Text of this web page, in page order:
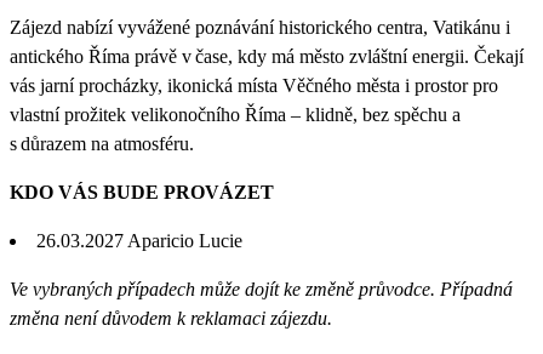
Zájezd nabízí vyvážené poznávání historického centra, Vatikánu i
antického Říma právě v čase, kdy má město zvláštní energii. Čekají
vás jarní procházky, ikonická místa Věčného města i prostor pro
vlastní prožitek velikonočního Říma – klidně, bez spěchu a
s důrazem na atmosféru.
KDO VÁS BUDE PROVÁZET
26.03.2027 Aparicio Lucie
Ve vybraných případech může dojít ke změně průvodce. Případná
změna není důvodem k reklamaci zájezdu.